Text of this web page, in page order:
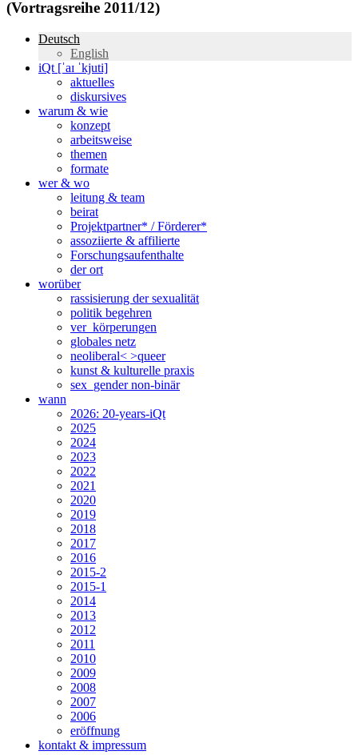
(Vortragsreihe 2011/12)
Deutsch
English
iQt [ˈaɪ ˈkjuti]
aktuelles
diskursives
warum & wie
konzept
arbeitsweise
themen
formate
wer & wo
leitung & team
beirat
Projektpartner* / Förderer*
assoziierte & affilierte
Forschungsaufenthalte
der ort
worüber
rassisierung der sexualität
politik begehren
ver_körperungen
globales netz
neoliberal< >queer
kunst & kulturelle praxis
sex_gender non-binär
wann
2026: 20-years-iQt
2025
2024
2023
2022
2021
2020
2019
2018
2017
2016
2015-2
2015-1
2014
2013
2012
2011
2010
2009
2008
2007
2006
eröffnung
kontakt & impressum